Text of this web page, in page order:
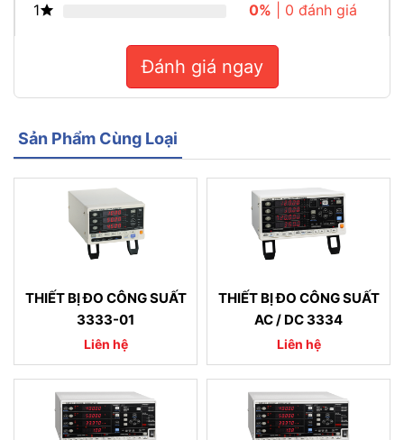
1
0% | 0 đánh giá
Đánh giá ngay
Sản Phẩm Cùng Loại
THIẾT BỊ ĐO CÔNG SUẤT
3333-01
Liên hệ
THIẾT BỊ ĐO CÔNG SUẤT
AC / DC 3334
Liên hệ